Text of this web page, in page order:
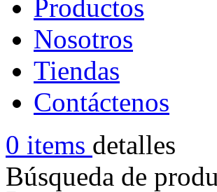
Productos
Nosotros
Tiendas
Contáctenos
0 items detalles
Búsqueda de